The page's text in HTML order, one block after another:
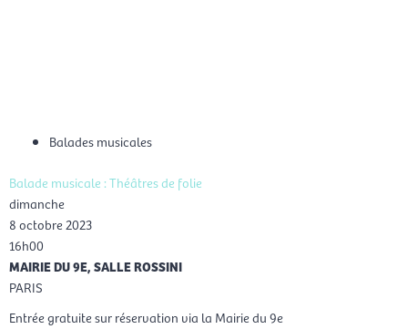
Balades musicales
Balade musicale : Théâtres de folie
dimanche
8 octobre 2023
16h00
MAIRIE DU 9E, SALLE ROSSINI
PARIS
Entrée gratuite sur réservation via la Mairie du 9e